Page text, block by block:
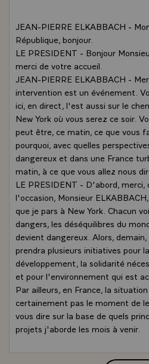
JEAN-PIERRE ELKABBACH -
République, bonjour.
LE PRESIDENT - Bonjour
merci de votre accueil.
JEAN-PIERRE ELKABBACH -
intervention est un événement.
ici, en direct, l'est aussi sur le
New York où vous serez ce soir.
peut être, ce matin, ce que vous
pourquoi, avec quelles
dangereux et dans une France
matin, à ce que vous allez nous
LE PRESIDENT - D'abord, merci,
l'occasion, Monsieur
que je pars à New York. Chacun
dangers, les déséquilibres du
devient dangereux. Alors, demain,
prendra plusieurs initiatives pour
développement, la solidarité
et pour l'environnement qui est
Par ailleurs, en France, la
certainement pas le moment de
vous dire sur la base de quels
projets j'aborde les mois à venir.